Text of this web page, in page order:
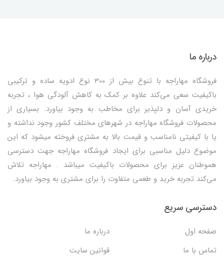
درباره ما
فروشگاه مهاراجه با تنوع بیش از 300 نوع ادویه ساده و ترکیبی
باکیفیت سعی می‌کند علاوه بر کمک به کاهش آلودگی هوا ، تجربه
خریدی آسان و دلپذیر برای مخاطب به وجود بیاورد. بسیاری از
محصولات فروشگاه مهاراجه در شهرهای مختلف کشور وجود نداشته و
یا با کیفیتی نامناسب و قیمت بالا به مشتری فروخته میشود که این
موضوع دلیل مناسبی برای ایجاد فروشگاه مهاراجه جهت دسترسی
هموطنان عزیز برای محصولات باکیفیت میباشد . مهاراجه تلاش
می‌کند تجربه خرید و طعمی متفاوت را برای مشتری به وجود بیاورد.
دسترسی سریع
صفحه اول
درباره ما
تماس با ما
قوانین سایت